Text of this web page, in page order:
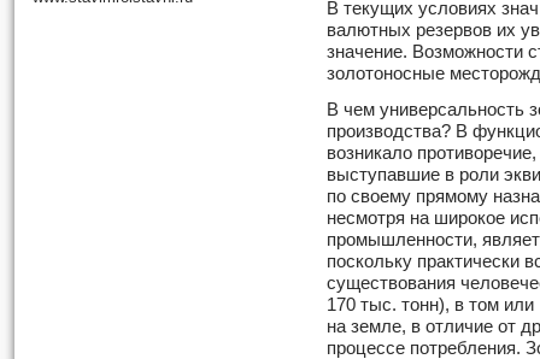
В текущих условиях
валютных резервов их
значение. Возможности
золотоносные
В чем универсальность
производства? В
возникало
выступавшие в роли
по своему прямому
несмотря на широкое
промышленности,
поскольку практически
существования
170 тыс. тонн), в том
на земле, в отличие от
процессе потребления.